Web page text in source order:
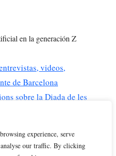
experience, serve
our traffic. By clicking
en la generación Z
videos,
de Barcelona
sobre la Diada de les